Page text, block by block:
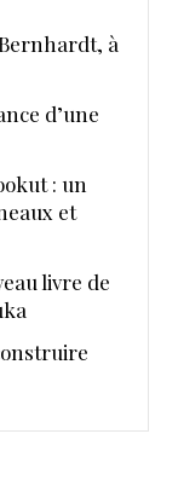
à
d’une
: un
et
livre de